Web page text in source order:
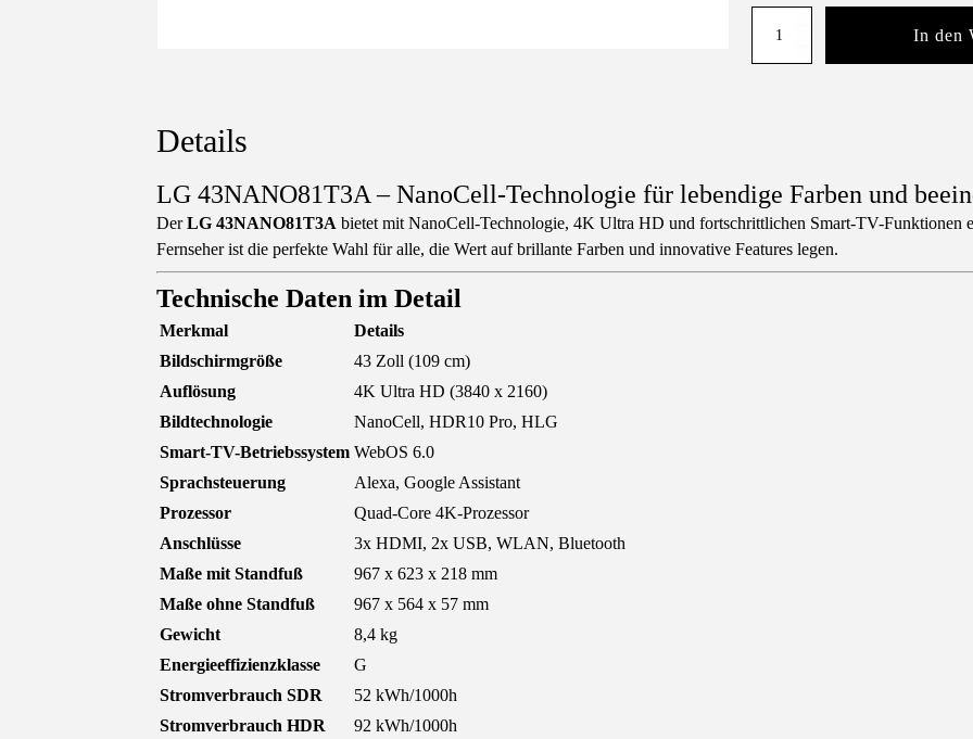
43NANO81T3A
–
lebendige
Farben
beeindruckende
In den
Details
LG 43NANO81T3A – NanoCell-Technologie für lebendige Farben und
DerLG 43NANO81T3A bietet mit NanoCell-Technologie, 4K Ultra HD und fortschrittlichen Smart-TV-Funktionen
Fernseher ist die perfekte Wahl für alle, die Wert auf brillante Farben und innovative Features legen.
Technische Daten im Detail
Merkmal
Details
Bildschirmgröße
43 Zoll (109 cm)
Auflösung
4K Ultra HD (3840 x 2160)
Bildtechnologie
NanoCell, HDR10 Pro, HLG
Smart-TV-Betriebssystem WebOS 6.0
Sprachsteuerung
Alexa, Google Assistant
Prozessor
Quad-Core 4K-Prozessor
Anschlüsse
3x HDMI, 2x USB, WLAN, Bluetooth
Maße mit Standfuß
967 x 623 x 218 mm
Maße ohne Standfuß
967 x 564 x 57 mm
Gewicht
8,4 kg
Energieeffizienzklasse
G
Stromverbrauch SDR
52 kWh/1000h
Stromverbrauch HDR
92 kWh/1000h